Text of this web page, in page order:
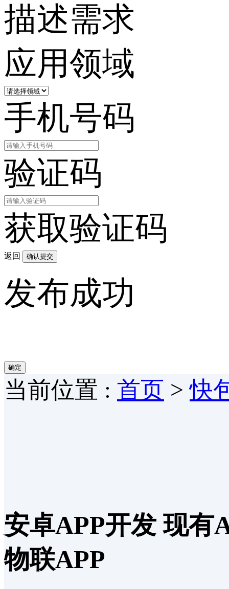
描述需求
应用领域
手机号码
验证码
获取验证码
返回 确认提交
发布成功
确定
当前位置 : 首页 >快
安卓APP开发 现有
物联APP